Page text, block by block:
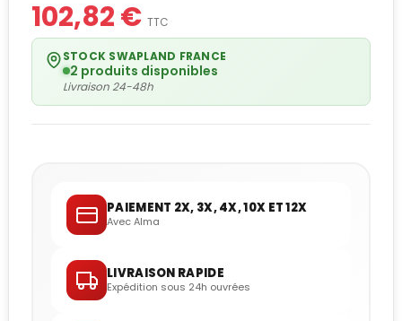
102,82 € TTC
STOCK SWAPLAND FRANCE
2 produits disponibles
Livraison 24-48h
PAIEMENT 2X, 3X, 4X, 10X ET 12X
Avec Alma
LIVRAISON RAPIDE
Expédition sous 24h ouvrées